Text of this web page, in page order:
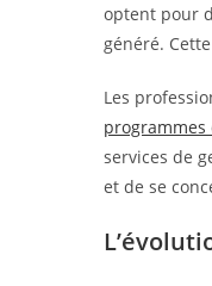
optent pour
généré.
Les
services de
et de se